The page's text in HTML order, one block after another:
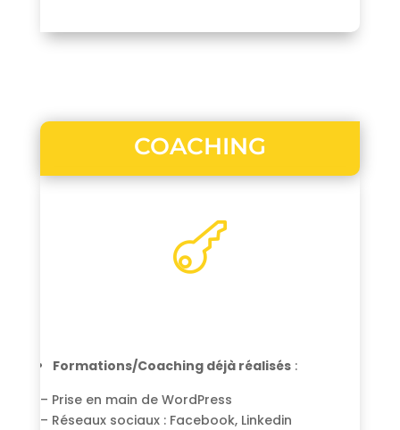
COACHING

Formations/Coaching déjà réalisés:
– Prise en main de WordPress
– Réseaux sociaux : Facebook, Linkedin